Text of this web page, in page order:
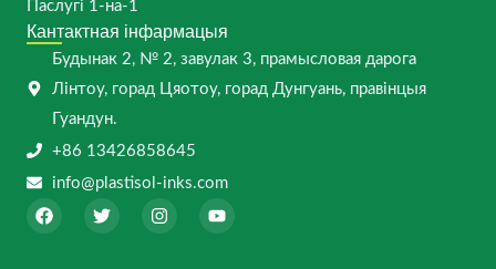
Паслугі 1-на-1
Кантактная інфармацыя
Будынак 2, № 2, завулак 3, прамысловая дарога
Лінтоу, горад Цяотоу, горад Дунгуань, правінцыя
Гуандун.
+86 13426858645
info@plastisol-inks.com
F
a
T
w
I
n
Y
o